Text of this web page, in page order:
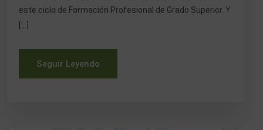
este ciclo de Formación Profesional de Grado Superior. Y
[…]
Seguir Leyendo